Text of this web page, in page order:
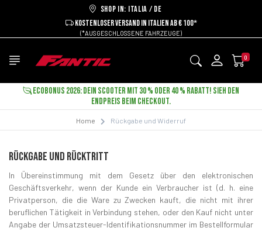
Shop in: ITALIA / DE
KOSTENLOSER VERSAND IN ITALIEN AB € 100*
(*AUSGESCHLOSSENE FAHRZEUGE)
0
ECOBONUS 2026: DEIN SCOOTER MIT 30 % ODER 40 % RABATT! SIEH DEN
ENDPREIS BEIM CHECKOUT.
Home Rückgabe und Widerruf
RÜCKGABE UND RÜCKTRITT
In Übereinstimmung mit dem Gesetz über den elektronischen
Geschäftsverkehr, wenn der Kunde ein Verbraucher ist (d. h. eine
Privatperson, die die Ware zu Zwecken kauft, die nicht mit ihrer
beruflichen Tätigkeit in Verbindung stehen, oder den Kauf nicht unter
Angabe der Umsatzsteuer-Identifikationsnummer im Bestellformular